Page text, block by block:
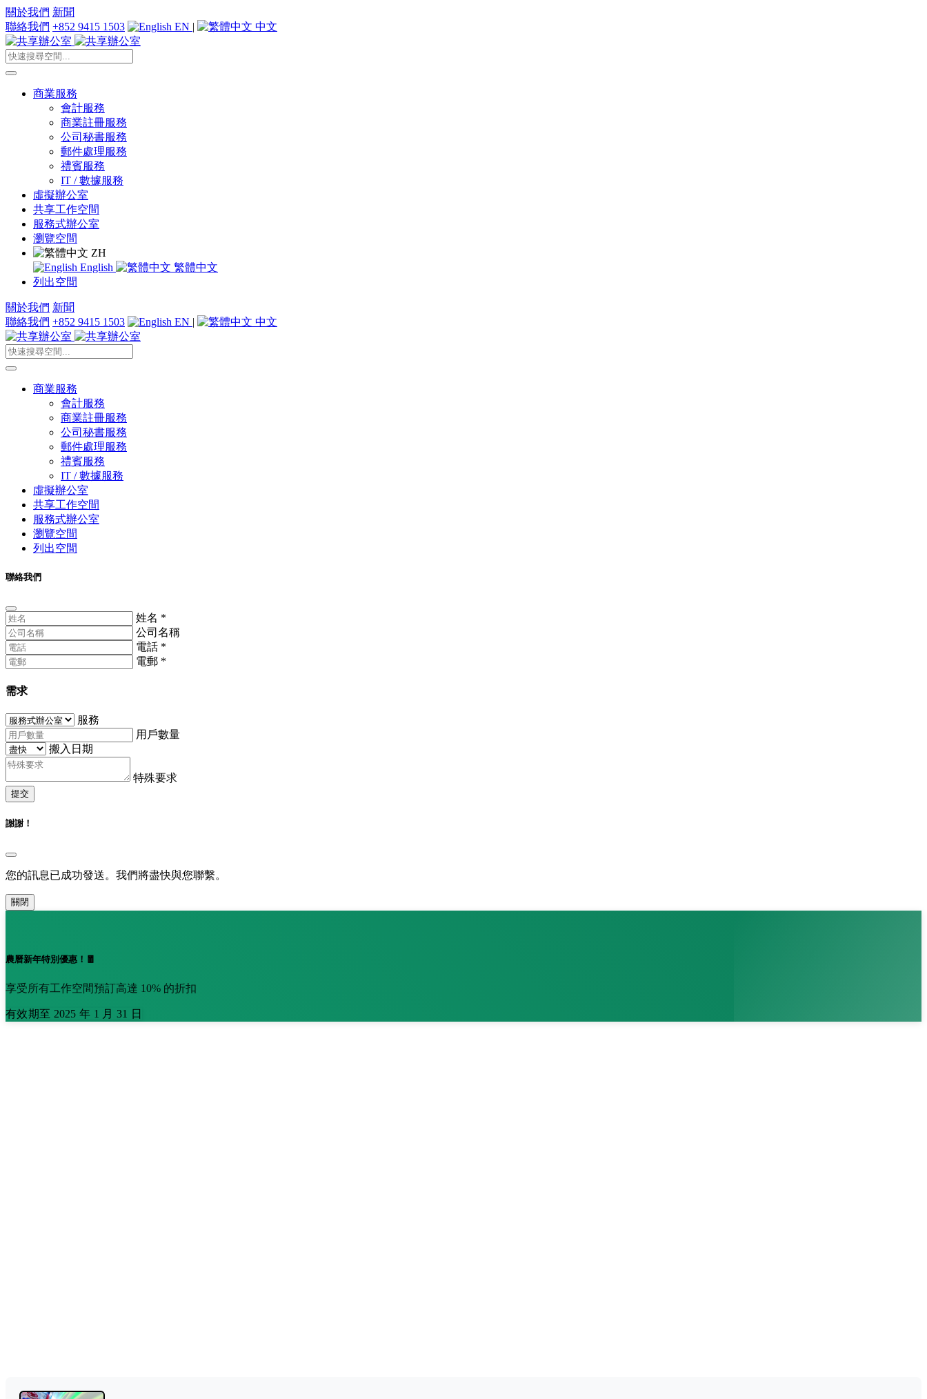
關於我們 新聞
聯絡我們 +852 9415 1503 EN | 中文
商業服務
會計服務
商業註冊服務
公司秘書服務
郵件處理服務
禮賓服務
IT / 數據服務
虛擬辦公室
共享工作空間
服務式辦公室
瀏覽空間
ZH
English
繁體中文
列出空間
關於我們 新聞
聯絡我們 +852 9415 1503 EN | 中文
商業服務
會計服務
商業註冊服務
公司秘書服務
郵件處理服務
禮賓服務
IT / 數據服務
虛擬辦公室
共享工作空間
服務式辦公室
瀏覽空間
列出空間
聯絡我們
姓名 *
公司名稱
電話 *
電郵 *
需求
服務
用戶數量
搬入日期
特殊要求
提交
謝謝！
您的訊息已成功發送。我們將盡快與您聯繫。
關閉
農曆新年特別優惠！🧧
享受所有工作空間預訂高達 10% 的折扣
有效期至 2025 年 1 月 31 日